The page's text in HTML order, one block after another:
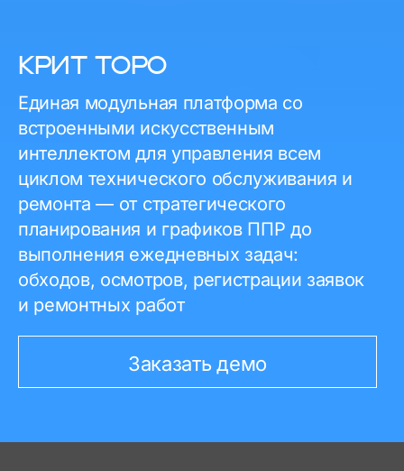
КРИТ ТОРО
Единая модульная платформа со
встроенными искусственным
интеллектом для управления всем
циклом технического обслуживания и
ремонта — от стратегического
планирования и графиков ППР до
выполнения ежедневных задач:
обходов, осмотров, регистрации заявок
и ремонтных работ
Заказать демо